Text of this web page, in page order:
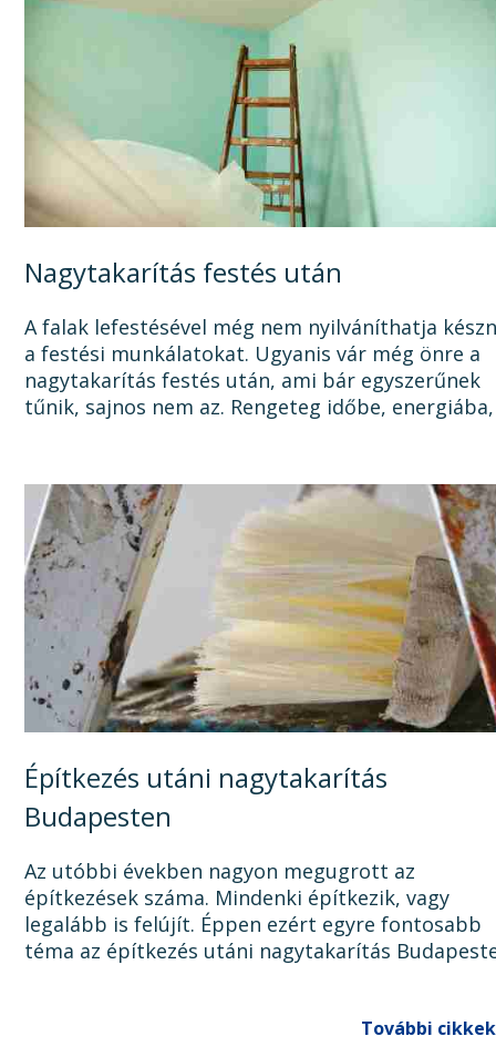
Nagytakarítás festés után
A falak lefestésével még nem nyilváníthatja
a festési munkálatokat. Ugyanis vár még önre a
nagytakarítás festés után, ami bár egyszerűnek
tűnik, sajnos nem az. Rengeteg időbe,
Építkezés utáni nagytakarítás
Budapesten
Az utóbbi években nagyon megugrott az
építkezések száma. Mindenki építkezik, vagy
legalább is felújít. Éppen ezért egyre fontosabb
téma az építkezés utáni nagytakarítás
További cikkek